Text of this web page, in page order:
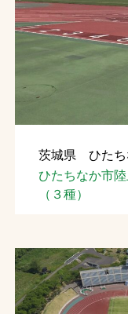
Instagram
FacebookYouTube
茨城県 ひたち
ひたちなか市
（３種）